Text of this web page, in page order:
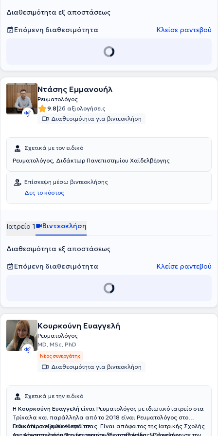
Διαθεσιμότητα εξ αποστάσεως
Επόμενη διαθεσιμότητα
Κλείσε ραντεβού
Ντάσης Εμμανουήλ
Ρευματολόγος
9.8|26 αξιολογήσεις
Διαθεσιμότητα για βιντεοκλήση
Σχετικά με τον ειδικό
Ρευματολόγος, Διδάκτωρ Πανεπιστημίου Χαϊδελβέργης
Επίσκεψη μέσω βιντεοκλήσης
Δες το κόστος
Ιατρείο 1 Βιντεοκλήση
Διαθεσιμότητα εξ αποστάσεως
Επόμενη διαθεσιμότητα
Κλείσε ραντεβού
Κουρκούνη Ευαγγελή
Ρευματολόγος
MD, MSc, PhD
Νέος συνεργάτης
Διαθεσιμότητα για βιντεοκλήση
Σχετικά με την ειδικό
Η Κουρκούνη Ευαγγελή είναι Ρευματολόγος με ιδιωτικό ιατρείο στα
Τρίκαλα και παράλληλα από το 2018 είναι Ρευματολόγος στο
Γενικό Νοσοκομείο Καρδίτσας. Είναι απόφοιτος της Ιατρικής Σχολής
Ειδικότερα εξειδικεύεται σε: